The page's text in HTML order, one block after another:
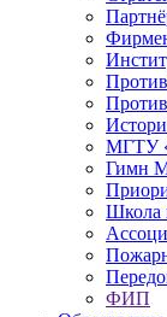
МГТУ
Гимн
Школа
ФИП